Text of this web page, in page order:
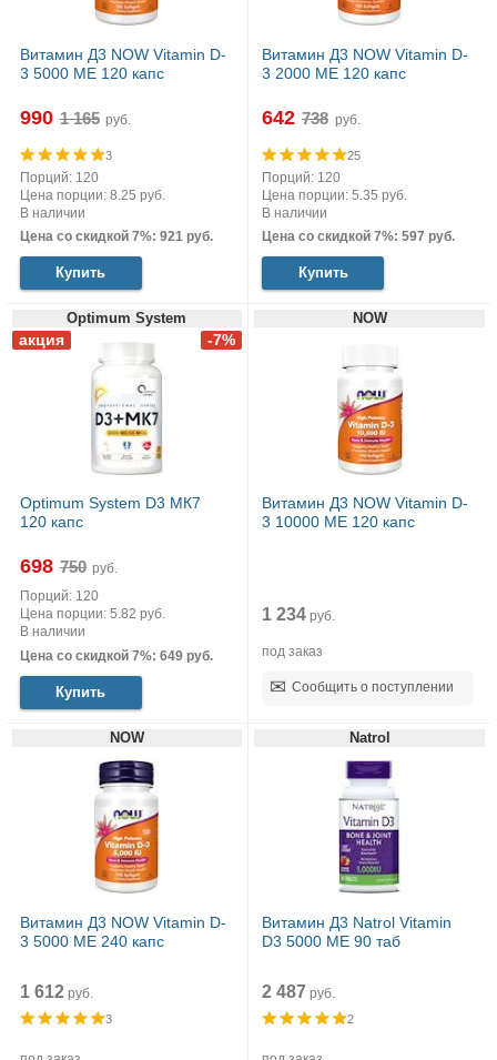
Витамин Д3 NOW Vitamin D-
3 5000 МЕ 120 капс
990 руб.
3
Порций: 120
Цена порции: 8.25 руб.
В наличии
Цена со скидкой 7%: 921 руб.
Купить
Витамин Д3 NOW Vitamin D-
3 2000 МЕ 120 капс
642 руб.
25
Порций: 120
Цена порции: 5.35 руб.
В наличии
Цена со скидкой 7%: 597 руб.
Купить
Optimum System
Optimum System D3 МК7
120 капс
698
руб.
Порций: 120
Цена порции: 5.82 руб.
В наличии
Цена со скидкой 7%: 649 руб.
Купить
NOW
Витамин Д3 NOW Vitamin D-
3 10000 МЕ 120 капс
1 234 руб.
под заказ
Сообщить о поступлении
NOW
Витамин Д3 NOW Vitamin D-
3 5000 МЕ 240 капс
1 612руб.
3
Natrol
Витамин Д3 Natrol Vitamin
D3 5000 ME 90 таб
2 487 руб.
2